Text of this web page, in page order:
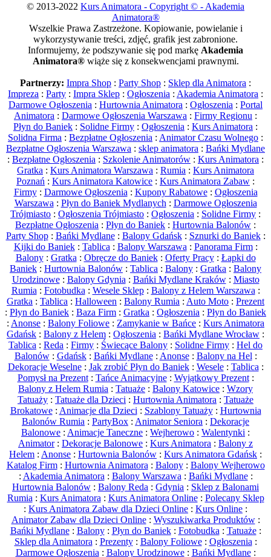
© 2013-2022 Kurs Animatora - Copyright © - Akademia
Animatora®
Wszelkie Prawa Zastrzeżone. Kopiowanie, powielanie i
wykorzystywanie treści, zdjęć, grafik jest zabronione.
Informujemy, że podszywanie się pod markę Akademia
Animatora®wiąże się z konsekwencjami prawnymi.
Partnerzy: Impra Shop : Party Shop : Sklep dla Animatora :
Impreza : Party : Impra Sklep : Ogłoszenia : Akademia Animatora :
Darmowe Ogłoszenia : Hurtownia Animatora : Ogłoszenia : Portal
Animatora : Darmowe Ogłoszenia Warszawa : Firmy Regionu :
Płyn do Baniek : Solidne Firmy : Ogłoszenia : Kurs Animatora :
Solidna Firma : Bezpłatne Ogłoszenia : Animator Czasu Wolnego :
Bezpłatne Ogłoszenia Warszawa : sklep animatora : Bańki Mydlane
: Bezpłatne Ogłoszenia : Szkolenie Animatorów : Kurs Animatora :
Gratka : Kurs Animatora Warszawa : Rumia : Kurs Animatora
Poznań : Kurs Animatora Katowice : Kurs Animatora Zabaw :
Firmy: Darmowe Ogłoszenia : Kupony Rabatowe: Ogłoszenia
Warszawa : Płyn do Baniek Mydlanych : Darmowe Ogłoszenia
Trójmiasto : Ogłoszenia Trójmiasto : Ogłoszenia : Solidne Firmy :
Bezpłatne Ogłoszenia : Płyn do Baniek : Hurtownia Balonów :
Party Shop: Bańki Mydlane: Balony Gdańsk: Sznurki do Baniek:
Kijki do Baniek: Tablica : Balony Warszawa : Panorama Firm:
Balony: Gratka : Obręcze do Baniek: Oferty Pracy: Łapki do
Baniek : Hurtownia Balonów : Tablica : Balony : Gratka : Balony
Urodzinowe: Balony Gdynia : Bańki Mydlane Kraków: Miasto
Rumia : Fotobudka : Wesele Sklep: Balony z Helem Warszawa :
Gratka : Tablica : Halloween : Balony Rumia : Auto Moto : Prezent
: Płyn do Baniek : Baza Firm : Gratka : Ogłoszenia : Płyn do Baniek
: Anonse : Balony Foliowe : Zamykanie w Bańce : Kurs Animatora
Gdańsk : Balony z Helem : Ogłoszenia : Bańki Mydlane Wrocław :
Tablica : Reda : Firmy : Świecące Balony : Solidne Firmy : Hel do
Balonów: Gdańsk: Bańki Mydlane: Anonse: Balony na Hel :
Dekoracje Weselne: Jak zrobić Płyn do Baniek: Wesele: Tablica :
Pomysł na Prezent: Tańce Animacyjne: Wyjątkowy Prezent:
Balony z Helem Rumia : Tatuaże : Balony Katowice : Wzory
Tatuaży : Tatuaże dla Dzieci : Hurtownia Animatora : Tatuaże
Brokatowe: Animacje dla Dzieci : Szablony Tatuaży: Hurtownia
Balonów Rumia : PartyBox : Animator Seniora : Dekoracje
Balonowe : Animacje Taneczne : Wejherowo : Walentynki :
Animator: Dekoracje Balonowe : Kurs Animatora : Balony z
Helem : Anonse : Hurtownia Balonów : Kurs Animatora Gdańsk :
Katalog Firm: Hurtownia Animatora : Balony: Balony Wejherowo
: Akademia Animatora : Balony Warszawa : Bańki Mydlane:
Hurtownia Balonów : Balony Reda : Gdynia : Sklep z Balonami
Rumia : Kurs Animatora : Kurs Animatora Online: Polecany Sklep
: Kurs Animatora Zabaw dla Dzieci Online : Kurs Online :
Animator Zabaw dla Dzieci Online: Wyszukiwarka Produktów:
Bańki Mydlane: Balony: Płyn do Baniek: Fotobudka : Tatuaże:
Sklep dla Animatora : Prezenty: Balony Foliowe: Ogłoszenia :
Darmowe Ogłoszenia : Balony Urodzinowe: Bańki Mydlane: